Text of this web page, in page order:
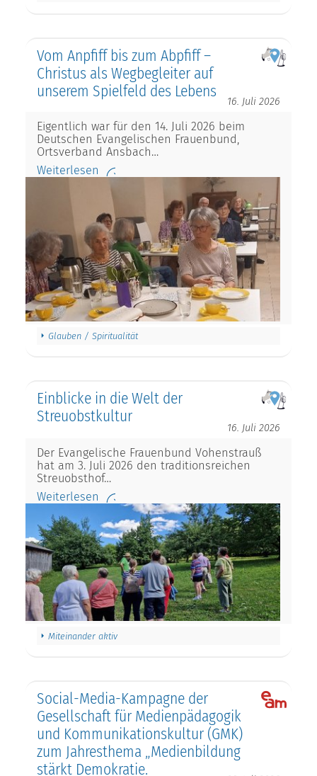
Vom Anpfiff bis zum Abpfiff –
Christus als Wegbegleiter auf
unserem Spielfeld des Lebens
16. Juli 2026
Eigentlich war für den 14. Juli 2026 beim
Deutschen Evangelischen Frauenbund,
Ortsverband Ansbach…
Weiterlesen
Glauben / Spiritualität
Einblicke in die Welt der
Streuobstkultur
16. Juli 2026
Der Evangelische Frauenbund Vohenstrauß
hat am 3. Juli 2026 den traditionsreichen
Streuobsthof…
Weiterlesen
Miteinander aktiv
Social-Media-Kampagne der
Gesellschaft für Medienpädagogik
und Kommunikationskultur (GMK)
zum Jahresthema „Medienbildung
stärkt Demokratie.